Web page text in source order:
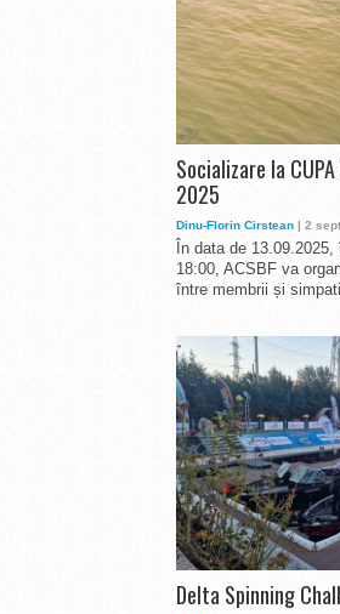
Socializare la
2025
Dinu-Florin Cirstean | 2
În data de
18:00, ACSBF va
între membrii și
Delta Spinning